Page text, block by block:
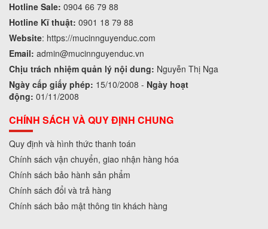
Hotline Sale: 0904 66 79 88
Hotline Kĩ thuật: 0901 18 79 88
Website: https://mucinnguyenduc.com
Email: admin@mucinnguyenduc.vn
Chịu trách nhiệm quản lý nội dung: Nguyễn Thị Nga
Ngày cấp giấy phép: 15/10/2008 - Ngày hoạt
động: 01/11/2008
CHÍNH SÁCH VÀ QUY ĐỊNH CHUNG
Quy định và hình thức thanh toán
Chính sách vận chuyển, giao nhận hàng hóa
Chính sách bảo hành sản phẩm
Chính sách đổi và trả hàng
Chính sách bảo mật thông tin khách hàng